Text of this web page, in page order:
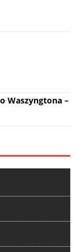
Waszyngtona –